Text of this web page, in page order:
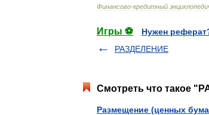
Финансово-кредитный
Игры ⚽
Нужен
РАЗДЕЛЕНИЕ
Смотреть что такое
Размещение (ценных